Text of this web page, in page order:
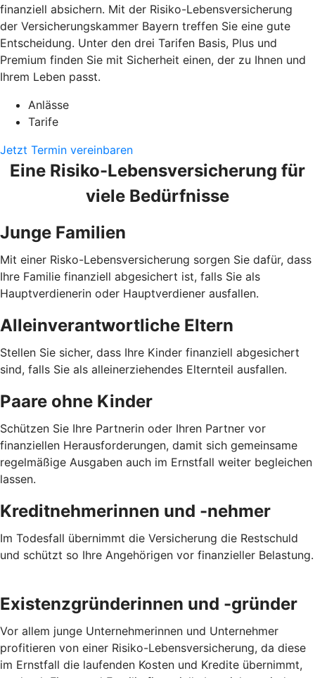
finanziell absichern. Mit der Risiko-Lebensversicherung
der Versicherungskammer Bayern treffen Sie eine gute
Entscheidung. Unter den drei Tarifen Basis, Plus und
Premium finden Sie mit Sicherheit einen, der zu Ihnen und
Ihrem Leben passt.
Anlässe
Tarife
Jetzt Termin vereinbaren
Eine Risiko-Lebensversicherung für
viele Bedürfnisse
Junge Familien
Mit einer Risko-Lebensversicherung sorgen Sie dafür, dass
Ihre Familie finanziell abgesichert ist, falls Sie als
Hauptverdienerin oder Hauptverdiener ausfallen.
Alleinverantwortliche Eltern
Stellen Sie sicher, dass Ihre Kinder finanziell abgesichert
sind, falls Sie als alleinerziehendes Elternteil ausfallen.
Paare ohne Kinder
Schützen Sie Ihre Partnerin oder Ihren Partner vor
finanziellen Herausforderungen, damit sich gemeinsame
regelmäßige Ausgaben auch im Ernstfall weiter begleichen
lassen.
Kreditnehmerinnen und -nehmer
Im Todesfall übernimmt die Versicherung die Restschuld
und schützt so Ihre Angehörigen vor finanzieller Belastung.
Existenzgründerinnen und -gründer
Vor allem junge Unternehmerinnen und Unternehmer
profitieren von einer Risiko-Lebensversicherung, da diese
im Ernstfall die laufenden Kosten und Kredite übernimmt,